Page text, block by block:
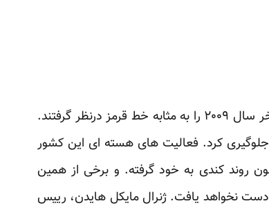
نهادهای بزرگ اطلاعاتی که از مدت ها قبل روی برنامه اتمی ایران کار می کنند، آخر سال ۲۰۰۹ را به مثابه خط قرمز درنظر گرفتند.
جلوگیری کرد. فعالیت های هسته ای این کشور
۲۰۰۸، به نظر می رسد که اکنون روند کندی به خود گرفته. و برخی از همین
که ایران تا سال ۲۰۱۲ یا حتی ۲۰۱۵ به بمب اتمی دست نخواهد یافت. ژنرال مایکل هایدن، رییس